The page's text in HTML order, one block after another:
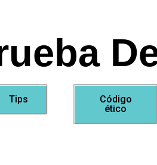
Tips
Código
ético